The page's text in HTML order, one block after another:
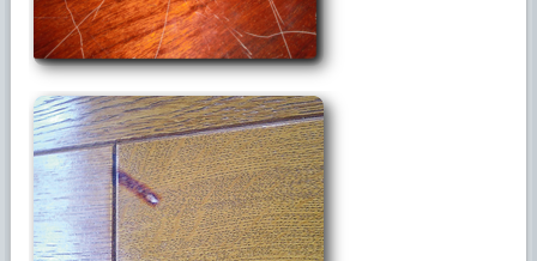
追加しました。
2025年4月28日
ブログに 「◆じゃぶじゃぶクリーン3」を追
加しました。
2025年4月9日
ブログに 「◆ハンドルリペアのご紹介」を
追加しました。
2025年3月24日